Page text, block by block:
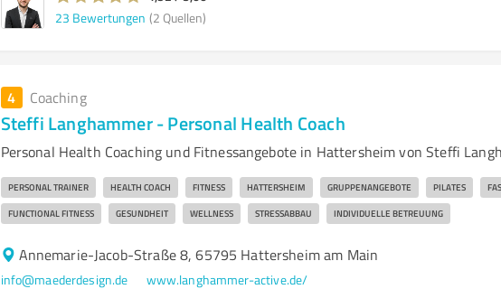
23 Bewertungen (2 Quellen)
4 Coaching
Steffi Langhammer - Personal Health Coach
Personal Health Coaching und Fitnessangebote in Hattersheim von Steffi
PERSONAL TRAINER HEALTH COACH FITNESS HATTERSHEIM GRUPPENANGEBOTE PILATES
FUNCTIONAL FITNESS GESUNDHEIT WELLNESS STRESSABBAU INDIVIDUELLE BETREUUNG
Annemarie-Jacob-Straße 8, 65795 Hattersheim am Main
info@maederdesign.de www.langhammer-active.de/